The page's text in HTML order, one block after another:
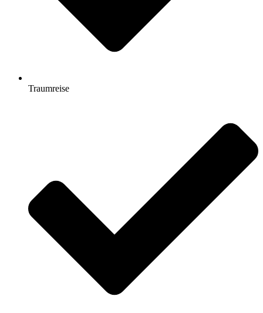
Traumreise